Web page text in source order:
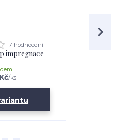
7 hodnocení
impregnace
/ks